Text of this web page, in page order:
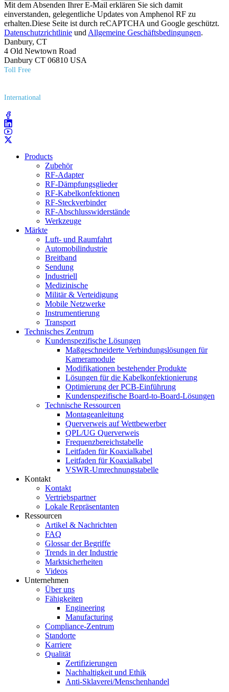
Mit dem Absenden Ihrer E-Mail erklären Sie sich damit
einverstanden, gelegentliche Updates von Amphenol RF zu
erhalten.Diese Seite ist durch reCAPTCHA und Google geschützt.
Datenschutzrichtlinie und Allgemeine Geschäftsbedingungen.
Danbury, CT
4 Old Newtown Road
Danbury CT 06810 USA
Toll Free
International
Products
Zubehör
RF-Adapter
RF-Dämpfungsglieder
RF-Kabelkonfektionen
RF-Steckverbinder
RF-Abschlusswiderstände
Werkzeuge
Märkte
Luft- und Raumfahrt
Automobilindustrie
Breitband
Sendung
Industriell
Medizinische
Militär & Verteidigung
Mobile Netzwerke
Instrumentierung
Transport
Technisches Zentrum
Kundenspezifische Lösungen
Maßgeschneiderte Verbindungslösungen für
Kameramodule
Modifikationen bestehender Produkte
Lösungen für die Kabelkonfektionierung
Optimierung der PCB-Einführung
Kundenspezifische Board-to-Board-Lösungen
Technische Ressourcen
Montageanleitung
Querverweis auf Wettbewerber
QPL/UG Querverweis
Frequenzbereichstabelle
Leitfaden für Koaxialkabel
Leitfaden für Koaxialkabel
VSWR-Umrechnungstabelle
Kontakt
Kontakt
Vertriebspartner
Lokale Repräsentanten
Ressourcen
Artikel & Nachrichten
FAQ
Glossar der Begriffe
Trends in der Industrie
Marktsicherheiten
Videos
Unternehmen
Über uns
Fähigkeiten
Engineering
Manufacturing
Compliance-Zentrum
Standorte
Karriere
Qualität
Zertifizierungen
Nachhaltigkeit und Ethik
Anti-Sklaverei/Menschenhandel